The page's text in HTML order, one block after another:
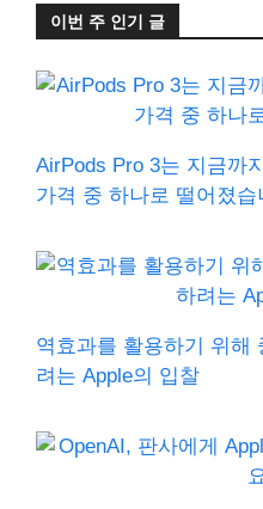
이번 주 인기 글
AirPods Pro 3는 지금까
가격 중 하나로 떨어졌습
역효과를 활용하기 위해
려는 Apple의 입찰